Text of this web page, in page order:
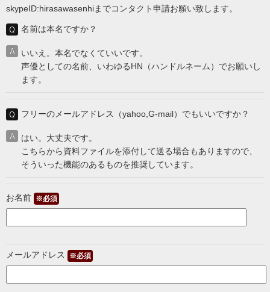
skypeID:hirasawasenhiまでコンタクト申請お願い致します。
名前は本名ですか？
いいえ。本名でなくていいです。
声優としての名前、いわゆるHN（ハンドルネーム）でお願いし
ます。
フリーのメールアドレス（yahoo,G-mail）でもいいですか？
はい。大丈夫です。
こちらから資料ファイルを添付して送る場合もありますので、
そういった機能のあるものを推奨しています。
お名前 ※必須
メールアドレス ※必須